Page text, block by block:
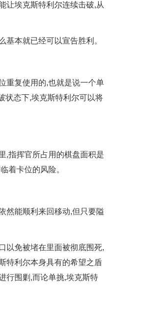
让埃克斯特利尔连续击破,从
基本就已经可以宣告胜利。
重复使用的,也就是说一个单
状态下,埃克斯特利尔可以将
,指挥官所占用的棋盘面积是
着卡位的风险。
然能顺利来回移动,但只要隘
以免被堵在里面被彻底围死,
特利尔本身具有的希望之盾
行围剿,而论单挑,埃克斯特